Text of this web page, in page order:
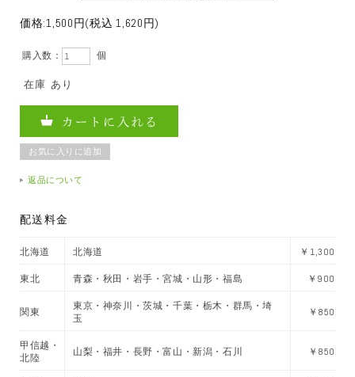
価格:1,500円(税込 1,620円)
購入数： 個
在庫 あり
返品について
配送料金
北海道 北海道 ￥1,300
東北 青森・秋田・岩手・宮城・山形・福島 ￥900
関東
東京・神奈川・茨城・千葉・栃木・群馬・埼
玉
￥850
甲信越・
北陸
山梨・福井・長野・富山・新潟・石川 ￥850